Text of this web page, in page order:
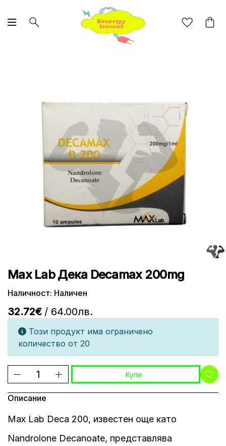
Max Lab Дека Decamax 200mg
Наличност: Наличен
32.72€ / 64.00лв.
Този продукт има ограничено
количество от 20
Купи
Описание
Max Lab Deca 200, известен още като
Nandrolone Decanoate, представлява